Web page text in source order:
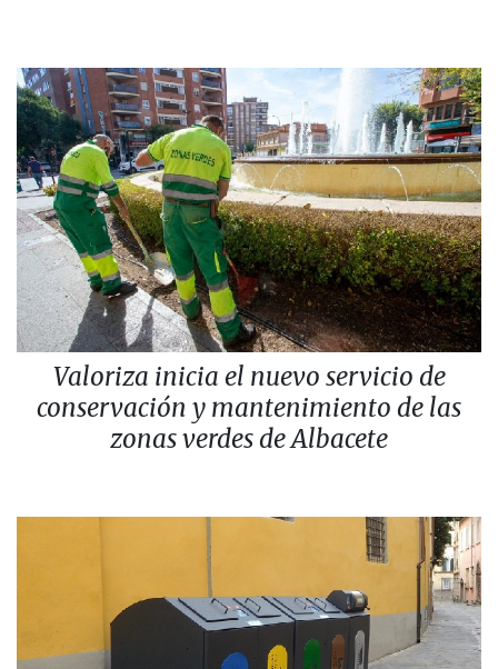
Valoriza inicia el nuevo servicio de
conservación y mantenimiento de las
zonas verdes de Albacete